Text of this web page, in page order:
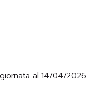
al 14/04/2026